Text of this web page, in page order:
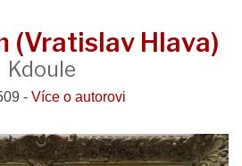
(Vratislav Hlava)
Kdoule
- Více o autorovi